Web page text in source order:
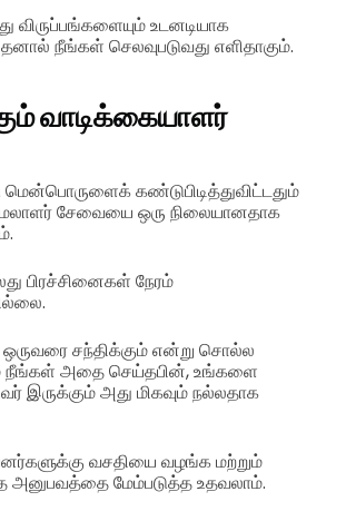
உடனடியாக
நீங்கள் செலவுபடுவது எளிதாகும்.
வாடிக்கையாளர்
மென்பொருளைக் கண்டுபிடித்துவிட்டதும்
சேவையை ஒரு நிலையானதாக
பிரச்சினைகள் நேரம்
சந்திக்கும் என்று சொல்ல
நீங்கள் அதை செய்தபின், உங்களை
இருக்கும் அது மிகவும் நல்லதாக
வசதியை வழங்க மற்றும்
மேம்படுத்த உதவலாம்.